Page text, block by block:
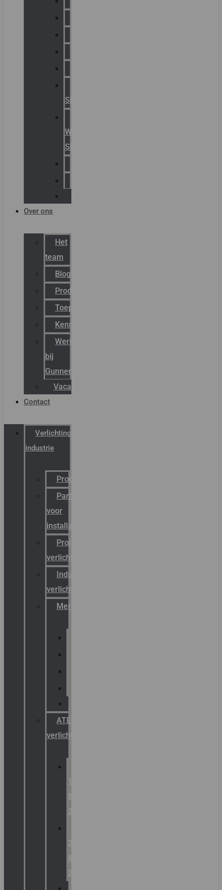
Signaling
Warning
Signals
Over ons
Het
team
Blog
Productnieuws
Toepassingen
Kenniscentrum
Werken
bij
Gunneman
Vacatures
Contact
Verlichting
industrie
Productcatalogus
Partner
voor
installateurs
Projectreferenties
verlichting
Industriële
verlichting
Merken
ATEX
verlichting
1
&
2
21
&
22